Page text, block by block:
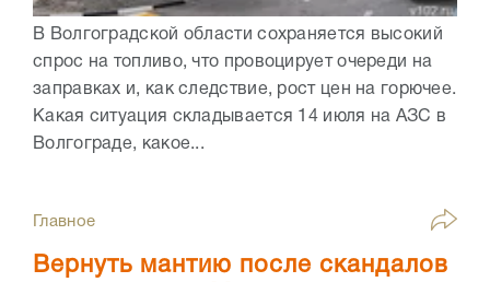
В Волгоградской области сохраняется высокий
спрос на топливо, что провоцирует очереди на
заправках и, как следствие, рост цен на горючее.
Какая ситуация складывается 14 июля на АЗС в
Волгограде, какое...
Главное
Вернуть мантию после скандалов